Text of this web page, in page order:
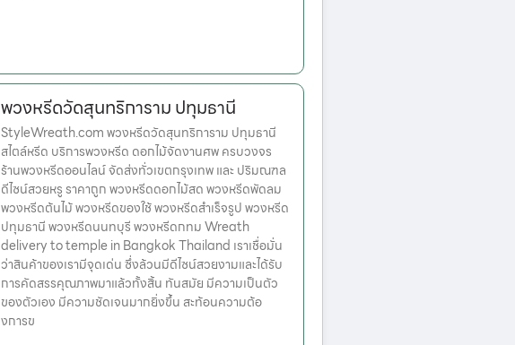
พวงหรีดวัดสุนทริการาม ปทุมธานี
StyleWreath.com พวงหรีดวัดสุนทริการาม ปทุมธานี
สไตล์หรีด บริการพวงหรีด ดอกไม้จัดงานศพ ครบวงจร
ร้านพวงหรีดออนไลน์ จัดส่งทั่วเขตกรุงเทพ และ ปริมณฑล
ดีไซน์สวยหรู ราคาถูก พวงหรีดดอกไม้สด พวงหรีดพัดลม
พวงหรีดต้นไม้ พวงหรีดของใช้ พวงหรีดสำเร็จรูป พวงหรีด
ปทุมธานี พวงหรีดนนทบุรี พวงหรีดกทม Wreath
delivery to temple in Bangkok Thailand เราเชื่อมั่น
ว่าสินค้าของเรามีจุดเด่น ซึ่งล้วนมีดีไซน์สวยงามและได้รับ
การคัดสรรคุณภาพมาแล้วทั้งสิ้น ทันสมัย มีความเป็นตัว
ของตัวเอง มีความชัดเจนมากยิ่งขึ้น สะท้อนความต้อ
งการข